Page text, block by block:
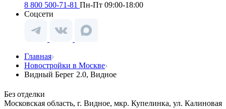
8 800 500-71-81 Пн-Пт 09:00-18:00
Соцсети
Главная
Новостройки в Москве
Видный Берег 2.0, Видное
Без отделки
Московская область, г. Видное, мкр. Купелинка, ул. Калиновая